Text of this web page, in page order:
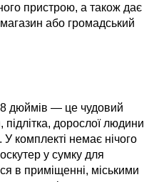
пристрою, а також дає
або громадський
дюймів — це чудовий
підлітка, дорослої людини
комплекті немає нічого
у сумку для
в приміщенні, міськими